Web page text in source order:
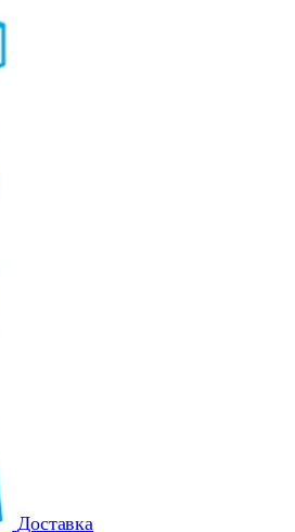
Доставка